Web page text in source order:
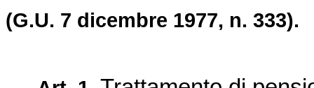
(G.U. 7 dicembre 1977, n. 333).